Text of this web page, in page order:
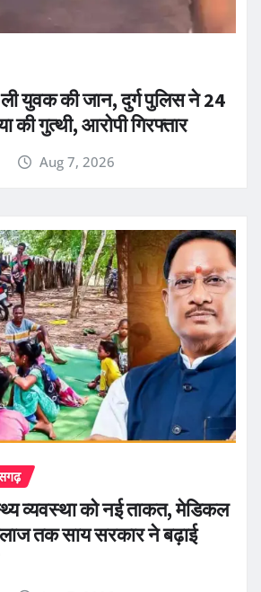
युवक की जान, दुर्ग पुलिस ने 24
की गुत्थी, आरोपी गिरफ्तार
Aug 7, 2026
व्यवस्था को नई ताकत, मेडिकल
तक साय सरकार ने बढ़ाई